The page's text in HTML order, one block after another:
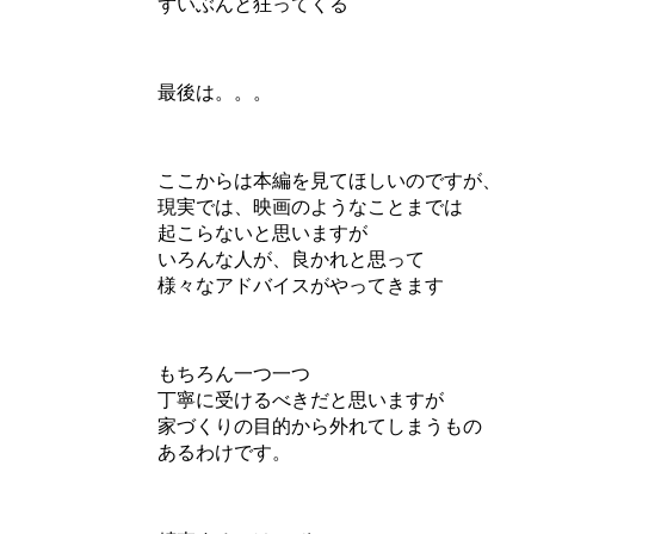
ずいぶんと狂ってくる
最後は。。。
ここからは本編を見てほしいのですが、
現実では、映画のようなことまでは
起こらないと思いますが
いろんな人が、良かれと思って
様々なアドバイスがやってきます
もちろん一つ一つ
丁寧に受けるべきだと思いますが
家づくりの目的から外れてしまうもの
あるわけです。